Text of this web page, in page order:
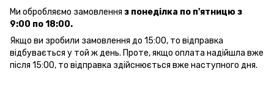
Ми обробляємо замовлення з понеділка по п'ятницю з
9:00 по 18:00.
Якщо ви зробили замовлення до 15:00, то відправка
відбувається у той ж день. Проте, якщо оплата надійшла вже
після 15:00, то відправка здійснюється вже наступного дня.